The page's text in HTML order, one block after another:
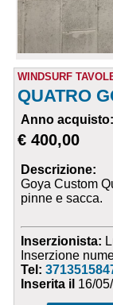
WINDSURF
QUATRO
Anno acquisto:
€ 400,00
Descrizione:
Goya Custom
pinne e sacca.
Inserzionista:
Inserzione
Tel:
Inserita il 16/